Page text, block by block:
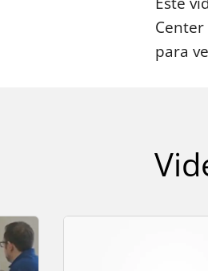
c
o
n
d
s
u
t
e
0
para